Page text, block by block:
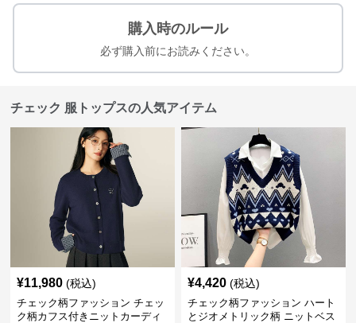
購入時のルール
必ず購入前にお読みください。
チェック 服トップスの人気アイテム
¥11,980 (税込)
チェック柄ファッション チェッ
ク柄カフス付きニットカーディ
¥4,420 (税込)
チェック柄ファッション ハート
とジオメトリック柄 ニットベス